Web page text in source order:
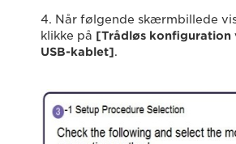
4. Når følgende skærmbillede
klikke på [Trådløs
USB-kablet].